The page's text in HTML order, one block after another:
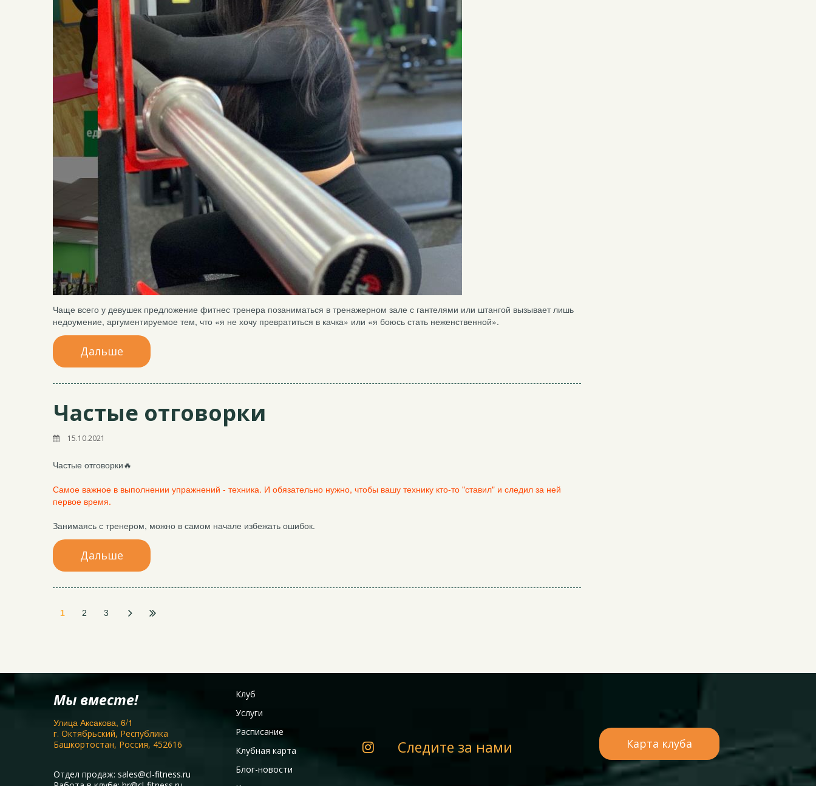
Чаще всего у девушек предложение фитнес тренера позаниматься в тренажерном зале с гантелями или штангой вызывает лишь
недоумение, аргументируемое тем, что «я не хочу превратиться в качка» или «я боюсь стать неженственной».
Дальше
Частые отговорки
15.10.2021
Частые отговорки🔥
Самое важное в выполнении упражнений - техника. И обязательно нужно, чтобы вашу технику кто-то "ставил" и следил за ней
первое время.
Занимаясь с тренером, можно в самом начале избежать ошибок.
Дальше
1 2 3
Мы вместе!
Улица Аксакова, 6/1
г. Октябрьский, Республика
Башкортостан, Россия, 452616
Отдел продаж: sales@cl-fitness.ru
Клуб
Услуги
Расписание
Клубная карта
Блог-новости
Следите за нами Карта клуба